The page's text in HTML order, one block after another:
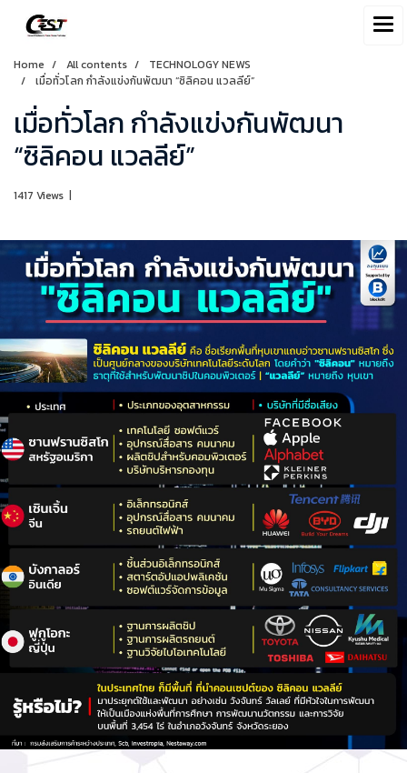
Home All contents
TECHNOLOGY NEWS
เมื่อทั่วโลก กำลังแข่งกันพัฒนา “ซิลิคอน แวลลีย์”
เมื่อทั่วโลก กำลังแข่งกันพัฒนา
“ซิลิคอน แวลลีย์”
1417 Views |